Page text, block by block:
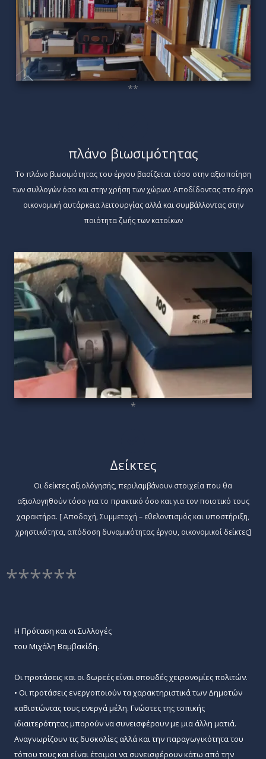
**
πλάνο βιωσιμότητας
Το πλάνο βιωσιμότητας του έργου βασίζεται τόσο στην αξιοποίηση
των συλλογών όσο και στην χρήση των χώρων. Αποδίδοντας στο έργο
οικονομική αυτάρκεια λειτουργίας αλλά και συμβάλλοντας στην
ποιότητα ζωής των κατοίκων
*
Δείκτες
Οι δείκτες αξιολόγησής, περιλαμβάνουν στοιχεία που θα
αξιολογηθούν τόσο για το πρακτικό όσο και για τον ποιοτικό τους
χαρακτήρα. [ Αποδοχή, Συμμετοχή – εθελοντισμός και υποστήριξη,
χρηστικότητα, απόδοση δυναμικότητας έργου, οικονομικοί δείκτες]
******
Η Πρόταση και οι Συλλογές
του Μιχάλη Βαμβακίδη.
Οι προτάσεις και οι δωρεές είναι σπουδές χειρονομίες πολιτών.
• Οι προτάσεις ενεργοποιούν τα χαρακτηριστικά των Δημοτών
καθιστώντας τους ενεργά μέλη. Γνώστες της τοπικής
ιδιαιτερότητας μπορούν να συνεισφέρουν με μια άλλη ματιά.
Αναγνωρίζουν τις δυσκολίες αλλά και την παραγωγικότητα του
τόπου τους και είναι έτοιμοι να συνεισφέρουν κάτω από την